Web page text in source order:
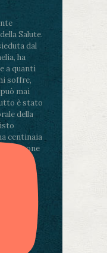
Salute.
dal
ha
a quanti
soffre,
mai
è stato
della
centinaia
persone